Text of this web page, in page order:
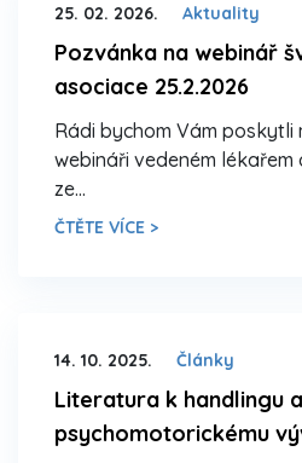
25. 02. 2026. Aktuality
Pozvánka na webinář
asociace 25.2.2026
Rádi bychom Vám
webináři vedeném
ze…
ČTĚTE VÍCE >
14. 10. 2025. Články
Literatura k handlingu a
psychomotorickému